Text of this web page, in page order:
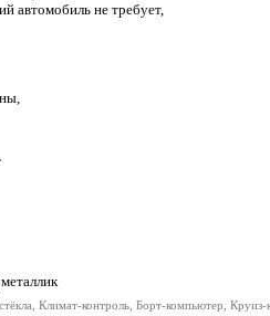
автомобиль не требует,
металлик
Климат-контроль, Борт-компьютер,